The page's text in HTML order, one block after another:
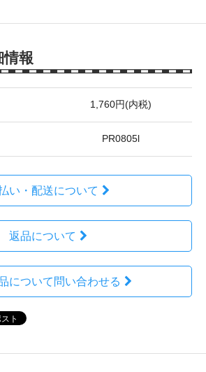
情報
1,760円(内税)
PR0805l
い・配送について
返品について
について問い合わせる